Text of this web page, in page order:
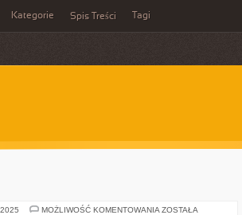
Kategorie Spis Treści Tagi
MOŻLIWOŚĆ KOMENTOWANIA PŁYWALNIA
ZOSTAŁA